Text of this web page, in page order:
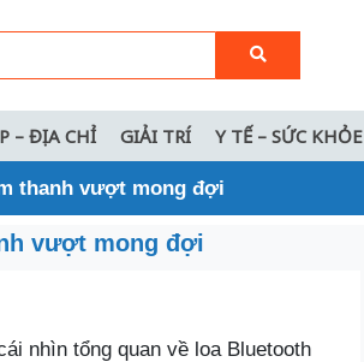
– ĐỊA CHỈ GIẢI TRÍ Y TẾ – SỨC KHỎE
thanh vượt mong đợi
vượt mong đợi
nhìn tổng quan về loa Bluetooth